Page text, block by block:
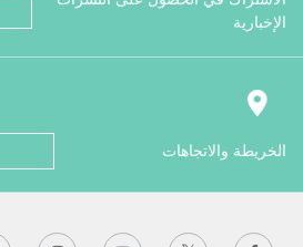
الإخبارية
الخريطة والاتجاهات